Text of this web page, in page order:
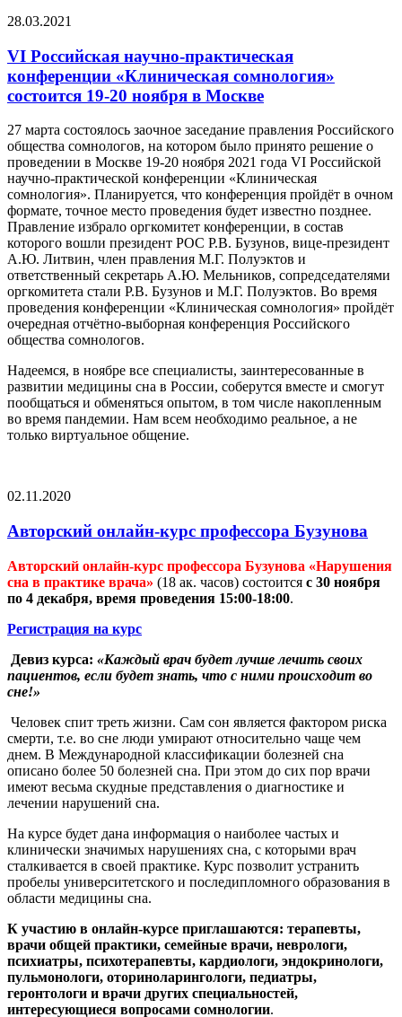
28.03.2021
VI Российская научно-практическая
конференции «Клиническая сомнология»
состоится 19-20 ноября в Москве
27 марта состоялось заочное заседание правления Российского
общества сомнологов, на котором было принято решение о
проведении в Москве 19-20 ноября 2021 года VI Российской
научно-практической конференции «Клиническая
сомнология». Планируется, что конференция пройдёт в очном
формате, точное место проведения будет известно позднее.
Правление избрало оргкомитет конференции, в состав
которого вошли президент РОС Р.В. Бузунов, вице-президент
А.Ю. Литвин, член правления М.Г. Полуэктов и
ответственный секретарь А.Ю. Мельников, сопредседателями
оргкомитета стали Р.В. Бузунов и М.Г. Полуэктов. Во время
проведения конференции «Клиническая сомнология» пройдёт
очередная отчётно-выборная конференция Российского
общества сомнологов.
Надеемся, в ноябре все специалисты, заинтересованные в
развитии медицины сна в России, соберутся вместе и смогут
пообщаться и обменяться опытом, в том числе накопленным
во время пандемии. Нам всем необходимо реальное, а не
только виртуальное общение.
02.11.2020
Авторский онлайн-курс профессора Бузунова
Авторский онлайн-курс профессора Бузунова «Нарушения
сна в практике врача» (18 ак. часов) состоится с 30 ноября
по 4 декабря, время проведения 15:00-18:00.
Регистрация на курс
Девиз курса: «Каждый врач будет лучше лечить своих
пациентов, если будет знать, что с ними происходит во
сне!»
Человек спит треть жизни. Сам сон является фактором риска
смерти, т.е. во сне люди умирают относительно чаще чем
днем. В Международной классификации болезней сна
описано более 50 болезней сна. При этом до сих пор врачи
имеют весьма скудные представления о диагностике и
лечении нарушений сна.
На курсе будет дана информация о наиболее частых и
клинически значимых нарушениях сна, с которыми врач
сталкивается в своей практике. Курс позволит устранить
пробелы университетского и последипломного образования в
области медицины сна.
К участию в онлайн-курсе приглашаются: терапевты,
врачи общей практики, семейные врачи, неврологи,
психиатры, психотерапевты, кардиологи, эндокринологи,
пульмонологи, оториноларингологи, педиатры,
геронтологи и врачи других специальностей,
интересующиеся вопросами сомнологии.